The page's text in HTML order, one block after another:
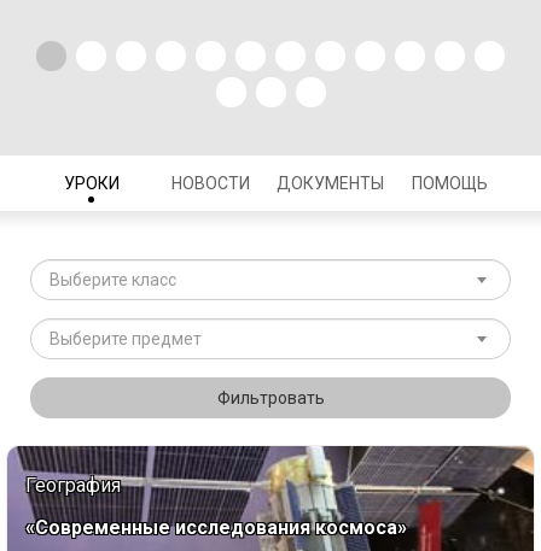
УРОКИ НОВОСТИ ДОКУМЕНТЫ ПОМОЩЬ
Выберите класс
Выберите предмет
Фильтровать
География
«Современные исследования космоса»